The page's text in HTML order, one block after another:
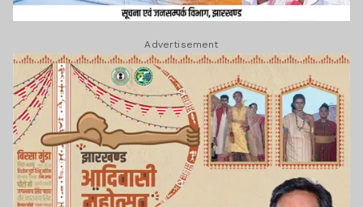
Advertisement